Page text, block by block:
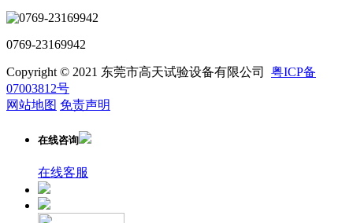
0769-23169942
Copyright © 2021 东莞市高天试验设备有限公司 粤ICP备
07003812号
网站地图 免责声明
在线咨询
在线客服